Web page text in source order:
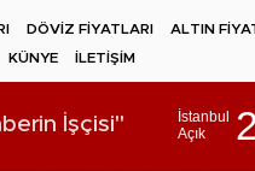
DÖVİZ FİYATLARI ALTIN
KÜNYE İLETİŞİM
İşçisi"
İstanbul
Açık